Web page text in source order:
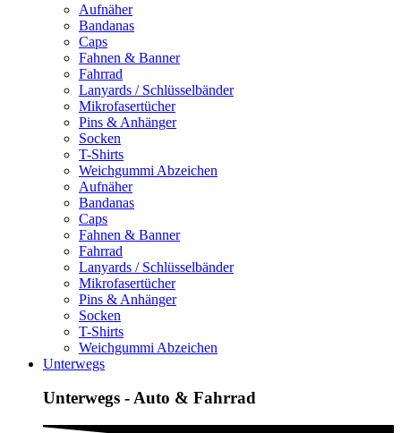
Aufnäher
Bandanas
Caps
Fahnen & Banner
Fahrrad
Lanyards / Schlüsselbänder
Mikrofasertücher
Pins & Anhänger
Socken
T-Shirts
Weichgummi Abzeichen
Aufnäher
Bandanas
Caps
Fahnen & Banner
Fahrrad
Lanyards / Schlüsselbänder
Mikrofasertücher
Pins & Anhänger
Socken
T-Shirts
Weichgummi Abzeichen
Unterwegs
Unterwegs - Auto & Fahrrad